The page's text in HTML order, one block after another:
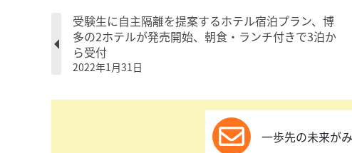
受験生に自主隔離を提案するホテル宿泊プラン、博
多の2ホテルが発売開始、朝食・ランチ付きで3泊か
ら受付
2022年1月31日
一歩先の未来が